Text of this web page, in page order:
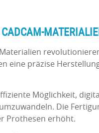
eine präzise
Möglichkeit,
Die
Prothesen erhöht.